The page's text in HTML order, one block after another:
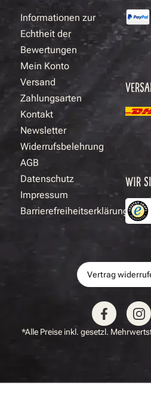
Informationen zur
Echtheit der
Bewertungen
Mein Konto
Versand
Zahlungsarten
Kontakt
Newsletter
Widerrufsbelehrung
AGB
Datenschutz
Impressum
Barrierefreiheitserklärung
WIR
Vertrag
*Alle Preise inkl. gesetzl.